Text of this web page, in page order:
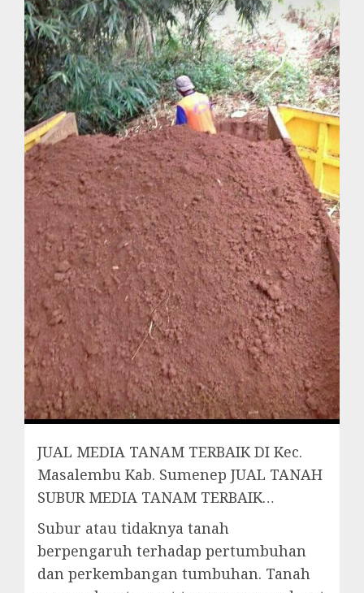
JUAL MEDIA TANAM TERBAIK DI Kec.
Masalembu Kab. Sumenep JUAL TANAH
SUBUR MEDIA TANAM TERBAIK…
Subur atau tidaknya tanah
berpengaruh terhadap pertumbuhan
dan perkembangan tumbuhan. Tanah